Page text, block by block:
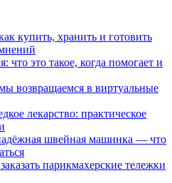
купить, хранить и готовить
что это такое, когда помогает и
возвращаемся в виртуальные
лекарство: практическое
швейная машинка — что
парикмахерские тележки